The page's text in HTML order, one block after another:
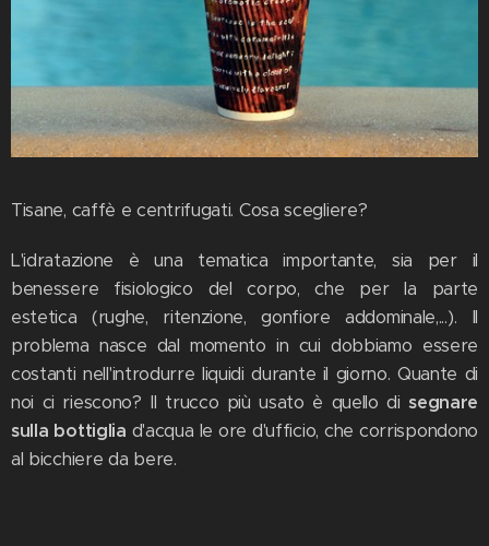
Tisane, caffè e centrifugati. Cosa scegliere?
L'idratazione è una tematica importante, sia per il
benessere fisiologico del corpo, che per la parte
estetica (rughe, ritenzione, gonfiore addominale,...). Il
problema nasce dal momento in cui dobbiamo essere
costanti nell'introdurre liquidi durante il giorno. Quante di
noi ci riescono? Il trucco più usato è quello disegnare
sulla bottiglia d'acqua le ore d'ufficio, che corrispondono
al bicchiere da bere.